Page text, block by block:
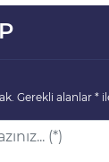
Gerekli alanlar *